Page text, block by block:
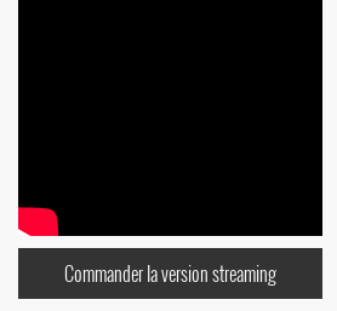
Commander la version streaming